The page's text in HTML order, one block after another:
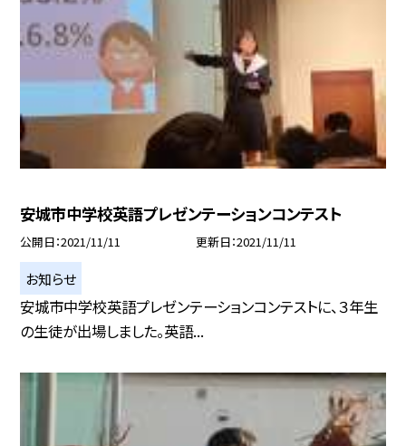
安城市中学校英語プレゼンテーションコンテスト
公開日 2021/11/11 更新日 2021/11/11
お知らせ
安城市中学校英語プレゼンテーションコンテストに、３年生
の生徒が出場しました。英語...